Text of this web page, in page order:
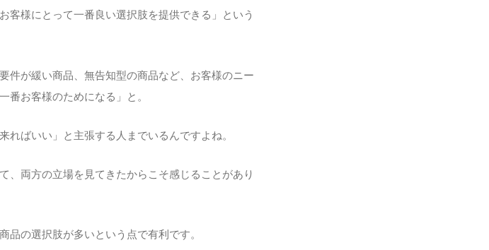
客様にとって一番良い選択肢を提供できる」という
件が緩い商品、無告知型の商品など、お客様のニー
番お客様のためになる」と。
ばいい」と主張する人までいるんですよね。
、両方の立場を見てきたからこそ感じることがあり
品の選択肢が多いという点で有利です。